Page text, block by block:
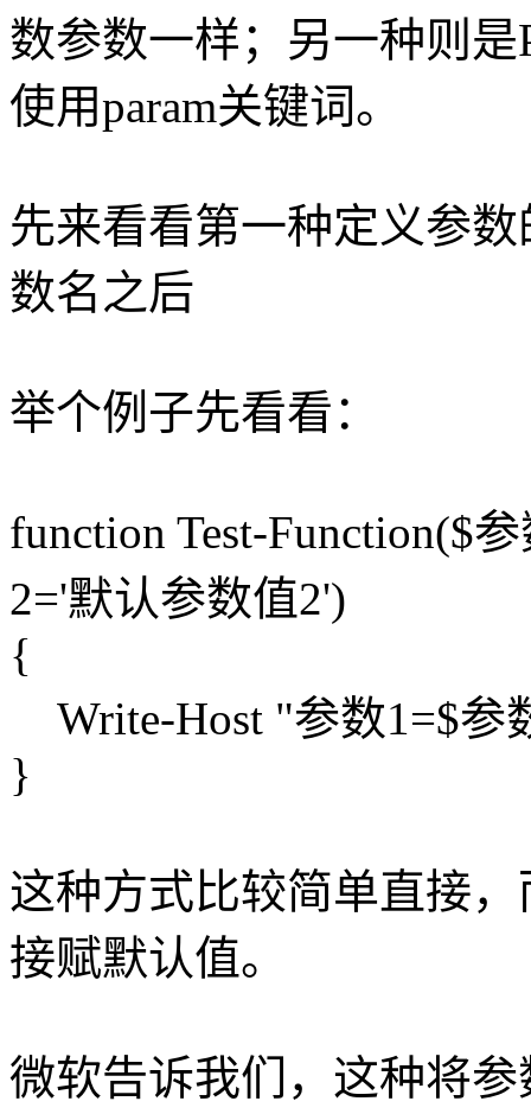
数参数一样；另一种则
使用param关键词。
先来看看第一种定义参
数名之后
举个例子先看看：
function Test-Function($
2='默认参数值2')
{
Write-Host "参数1=$参
}
这种方式比较简单直接
接赋默认值。
微软告诉我们，这种将